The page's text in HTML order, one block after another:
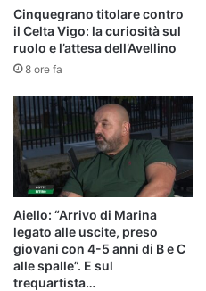
Cinquegrano titolare contro
il Celta Vigo: la curiosità sul
ruolo e l’attesa dell’Avellino
8 ore fa
Aiello: “Arrivo di Marina
legato alle uscite, preso
giovani con 4-5 anni di B e C
alle spalle”. E sul
trequartista…